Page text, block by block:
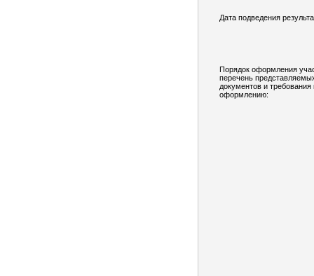
Дата подведения
Порядок оформления
перечень
документов и требования
оформлению: